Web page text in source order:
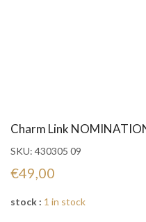
Charm Link
SKU: 430305 09
€49,00
stock : 1 in stock